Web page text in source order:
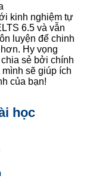
kinh nghiệm tự
6.5 và vẫn
luyện để chinh
Hy vọng
sẻ bởi chính
sẽ giúp ích
của bạn!
học